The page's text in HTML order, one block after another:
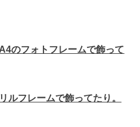
のフォトフレームで飾って
ルフレームで飾ってたり。